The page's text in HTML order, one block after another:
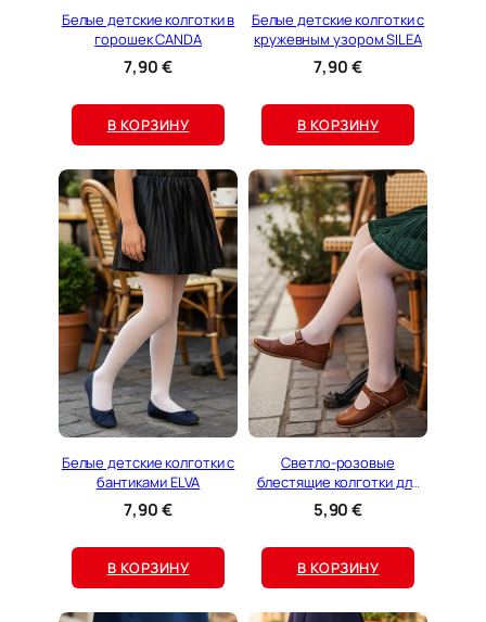
а
в
н
Белые детские колготки в
горошек CANDA
7,90€
В КОРЗИНУ
Белые детские колготки с
кружевным узором SILEA
7,90€
В КОРЗИНУ
Белые детские колготки с
бантиками ELVA
7,90€
В КОРЗИНУ
Светло-розовые
блестящие колготки для
детей STEFFI
5,90€
В КОРЗИНУ